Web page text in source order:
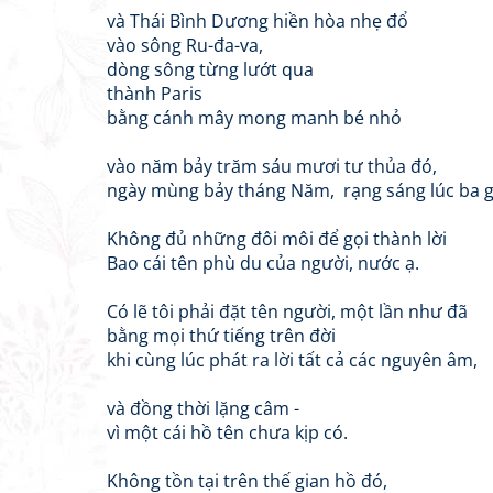
và Thái Bình Dương hiền hòa nhẹ đổ
vào sông Ru-đa-va,
dòng sông từng lướt qua
thành Paris
bằng cánh mây mong manh bé nhỏ
vào năm bảy trăm sáu mươi tư thủa đó,
ngày mùng bảy tháng Năm, rạng sáng lúc ba
Không đủ những đôi môi để gọi thành lời
Bao cái tên phù du của người, nước ạ.
Có lẽ tôi phải đặt tên người, một lần như đã
bằng mọi thứ tiếng trên đời
khi cùng lúc phát ra lời tất cả các nguyên âm,
và đồng thời lặng câm -
vì một cái hồ tên chưa kịp có.
Không tồn tại trên thế gian hồ đó,